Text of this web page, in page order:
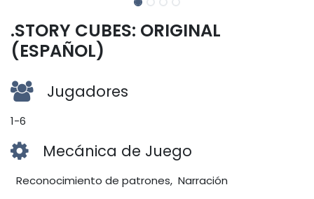
.STORY CUBES: ORIGINAL
(ESPAÑOL)
Jugadores
1-6
Mecánica de Juego
Reconocimiento de patrones, Narración